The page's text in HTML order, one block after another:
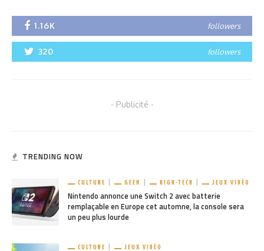
1.16K followers
320 followers
- Publicité -
TRENDING NOW
CULTURE GEEK HIGH-TECH JEUX VIDÉO
Nintendo annonce une Switch 2 avec batterie
remplaçable en Europe cet automne, la console sera
un peu plus lourde
CULTURE JEUX VIDÉO